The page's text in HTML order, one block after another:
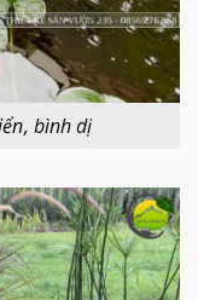
bình dị